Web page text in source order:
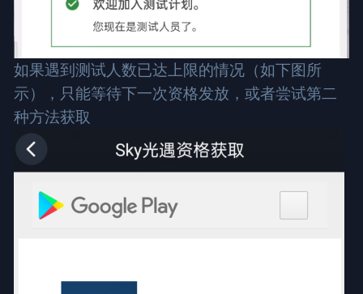
如果遇到测试人数已达上限的情况（如下图所
示），只能等待下一次资格发放，或者尝试第二
种方法获取